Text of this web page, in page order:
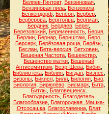
Беляев-Гинтовт, Бензиновая
Бензиновая пила Бензопила
Бенкендорф Бенсон Бербер
Берберова Берггольц Бергман
Бердник Бердяев Берег,
Березовский, Беременность, Берия,
Берлин, Бернар, Бернштам Беро,
Берсерк, Берёзовая роща, Берёзы,
Беслан Бета-версия Бетховен
Бешеная Частота Бешенство
Бешенство матки Бешеный
Антисемитизм
Беэр-Шева Бибик
Библиотека Библия Бигдан Бизнес
Бизоны Бикнел Билл Билогия Био
Биология, Бирюлёво, Бисмарк, Бита,
Битлы Благовещенск
Благодарность, Благодетель,
Благообразие Благородная. Машка-
Отсосашка, Благославенна, Блат,